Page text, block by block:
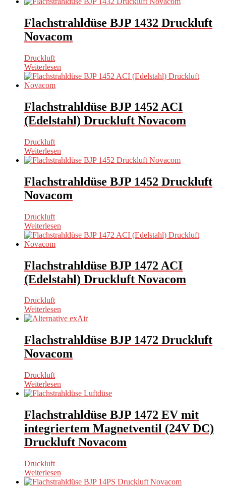
Flachstrahldüse BJP 1432 Druckluft
Novacom
Druckluft
Weiterlesen
Flachstrahldüse BJP 1452 ACI
(Edelstahl) Druckluft Novacom
Druckluft
Weiterlesen
Flachstrahldüse BJP 1452 Druckluft
Novacom
Druckluft
Weiterlesen
Flachstrahldüse BJP 1472 ACI
(Edelstahl) Druckluft Novacom
Druckluft
Weiterlesen
Flachstrahldüse BJP 1472 Druckluft
Novacom
Druckluft
Weiterlesen
Flachstrahldüse BJP 1472 EV mit
integriertem Magnetventil (24V DC)
Druckluft Novacom
Druckluft
Weiterlesen